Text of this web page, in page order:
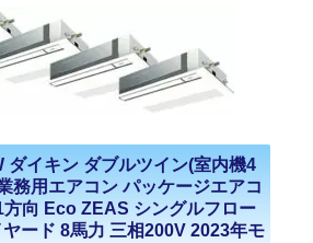
ダイキン ダブルツイン(室内機4
務用エアコン パッケージエアコ
方向 Eco ZEAS シングルフロー
ード 8馬力 三相200V 2023年モ